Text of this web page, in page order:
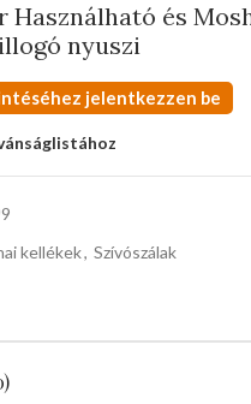
Használható és
nyuszi
jelentkezzen be
kellékek, Szívószálak